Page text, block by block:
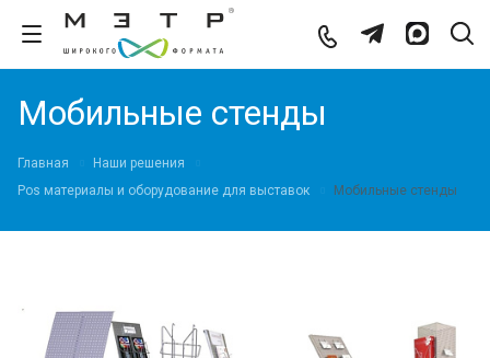
Мобильные стенды
Главная
Наши решения
Pos материалы и оборудование для выставок
Мобильные стенды